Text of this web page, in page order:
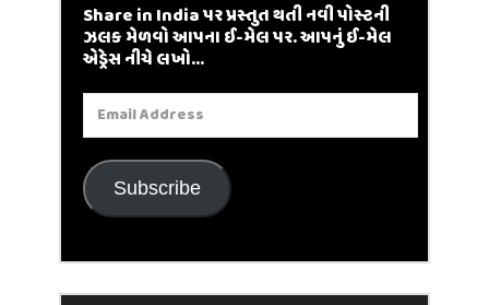
Share in India પર પ્રસ્તુત થતી નવી પોસ્ટની
ઝલક મેળવો આપના ઈ-મેલ પર. આપનું ઈ-મેલ
એડ્રેસ નીચે લખો...
Email
Address
Subscribe